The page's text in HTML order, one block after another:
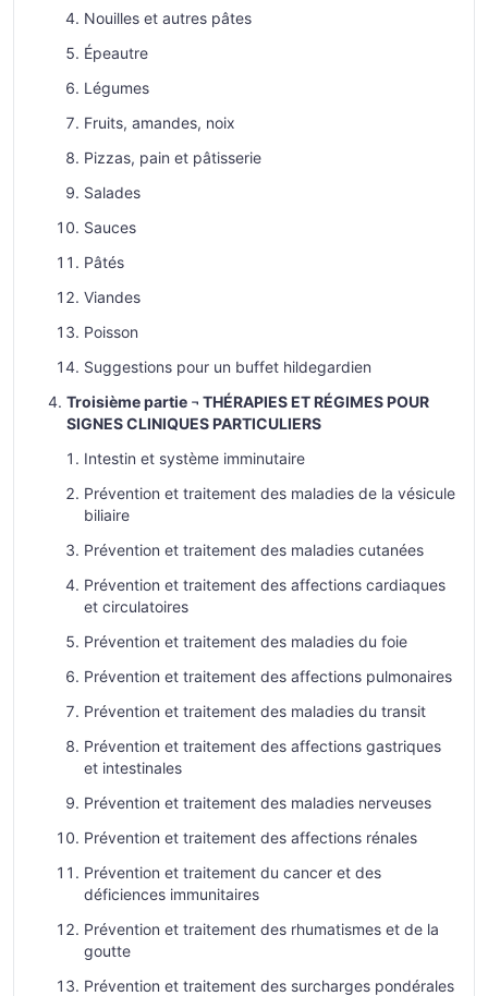
Nouilles et autres pâtes
Épeautre
Légumes
Fruits, amandes, noix
Pizzas, pain et pâtisserie
Salades
Sauces
Pâtés
Viandes
Poisson
Suggestions pour un buffet hildegardien
Troisième partie ¬ THÉRAPIES ET RÉGIMES POUR
SIGNES CLINIQUES PARTICULIERS
Intestin et système imminutaire
Prévention et traitement des maladies de la vésicule
biliaire
Prévention et traitement des maladies cutanées
Prévention et traitement des affections cardiaques
et circulatoires
Prévention et traitement des maladies du foie
Prévention et traitement des affections pulmonaires
Prévention et traitement des maladies du transit
Prévention et traitement des affections gastriques
et intestinales
Prévention et traitement des maladies nerveuses
Prévention et traitement des affections rénales
Prévention et traitement du cancer et des
déficiences immunitaires
Prévention et traitement des rhumatismes et de la
goutte
Prévention et traitement des surcharges pondérales